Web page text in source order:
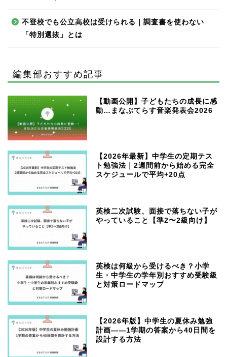
不登校でも公立高校は受けられる｜調査書を使わない
「特別選抜」とは
編集部おすすめ記事
【動画公開】子どもたちの成長に感
動…まなぶてらす音楽発表会2026
【2026年最新】中学生の定期テス
ト勉強法｜2週間前から始める完全
スケジュールで平均+20点
英検二次試験、面接で落ちない子が
やっていること【準2〜2級向け】
英検は何級から受けるべき？小学
生・中学生の学年別おすすめ受験級
と対策ロードマップ
【2026年版】中学生の夏休み勉強
計画——1学期の答案から40日間を
設計する方法